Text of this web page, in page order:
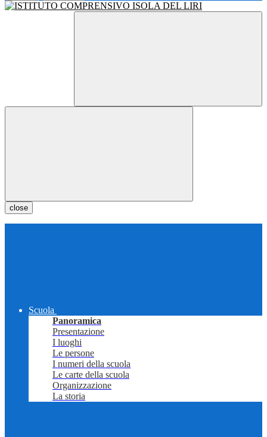
close
Scuola
Panoramica
Presentazione
I luoghi
Le persone
I numeri della scuola
Le carte della scuola
Organizzazione
La storia